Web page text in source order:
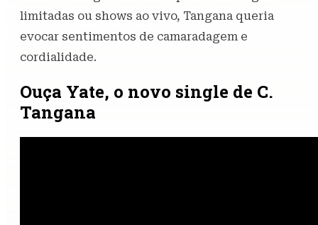
limitadas ou shows ao vivo, Tangana queria
evocar sentimentos de camaradagem e
cordialidade.
Ouça Yate, o novo single de C.
Tangana